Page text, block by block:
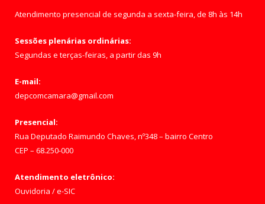
Atendimento presencial de segunda a sexta-feira, de 8h às 14h
Sessões plenárias ordinárias:
Segundas e terças-feiras, a partir das 9h
E-mail:
depcomcamara@gmail.com
Presencial:
Rua Deputado Raimundo Chaves, nº348 – bairro Centro
CEP – 68.250-000
Atendimento eletrônico:
Ouvidoria /e-SIC